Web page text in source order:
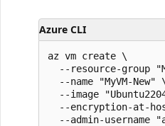
Azure CLI
az vm create \
--resource-group
  --name "MyVM-New" \
--image
--encryption-at-
--admin-username